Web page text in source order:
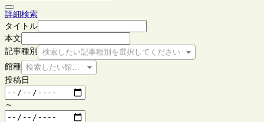
詳細検索
タイトル
本文
記事種別
検索したい記事種別を選択してください
館種 検索したい館種を選択してください
投稿日
～